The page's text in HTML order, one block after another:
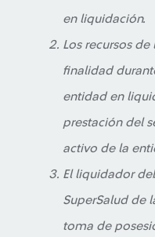
en liquidación.
Los recursos de
finalidad
entidad en
prestación del
activo de la
El liquidador
SuperSalud de
toma de